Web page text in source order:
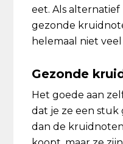
eet. Als
gezonde
helemaal niet
Gezonde
Het goede aan
dat je ze een
dan de